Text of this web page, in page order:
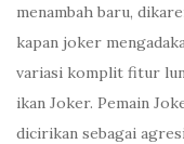
menambah baru,
kapan joker
variasi komplit fitur
ikan Joker. Pemain
dicirikan sebagai